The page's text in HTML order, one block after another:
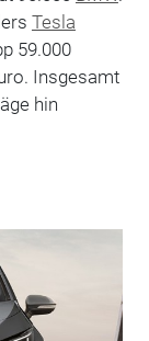
Tesla
59.000
Insgesamt
hin